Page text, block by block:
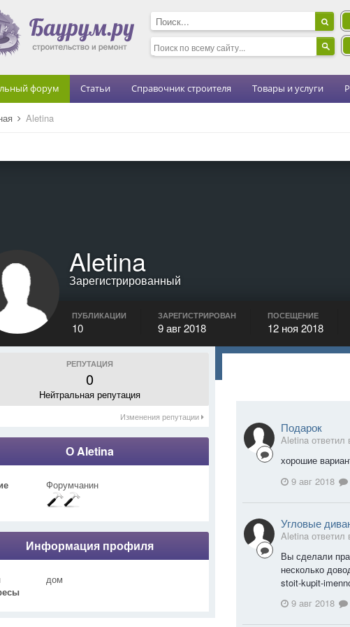
форум Статьи Справочник строителя Товары и услуги
Aletina
Aletina
Зарегистрированный
ПУБЛИКАЦИИ
10
ЗАРЕГИСТРИРОВАН
9 авг 2018
ПОСЕЩЕНИЕ
12 ноя 2018
РЕПУТАЦИЯ
0
Нейтральная репутация
Изменения репутации
О Aletina
Форумчанин
Информация профиля
дом
Подарок
Aletina ответил
хорошие
9 авг 2018
Угловые
Aletina ответил
Вы сделали
несколько
stoit-kupit-
9 авг 2018